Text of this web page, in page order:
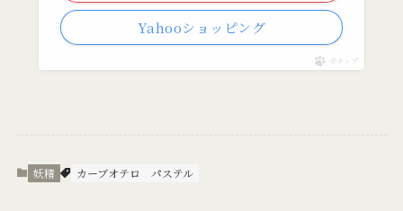
Yahooショッピング
ポチップ
妖精 カーブオテロ パステル